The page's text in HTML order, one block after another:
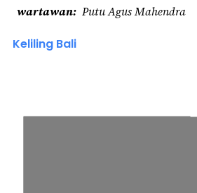
wartawan Putu Agus Mahendra
Keliling Bali